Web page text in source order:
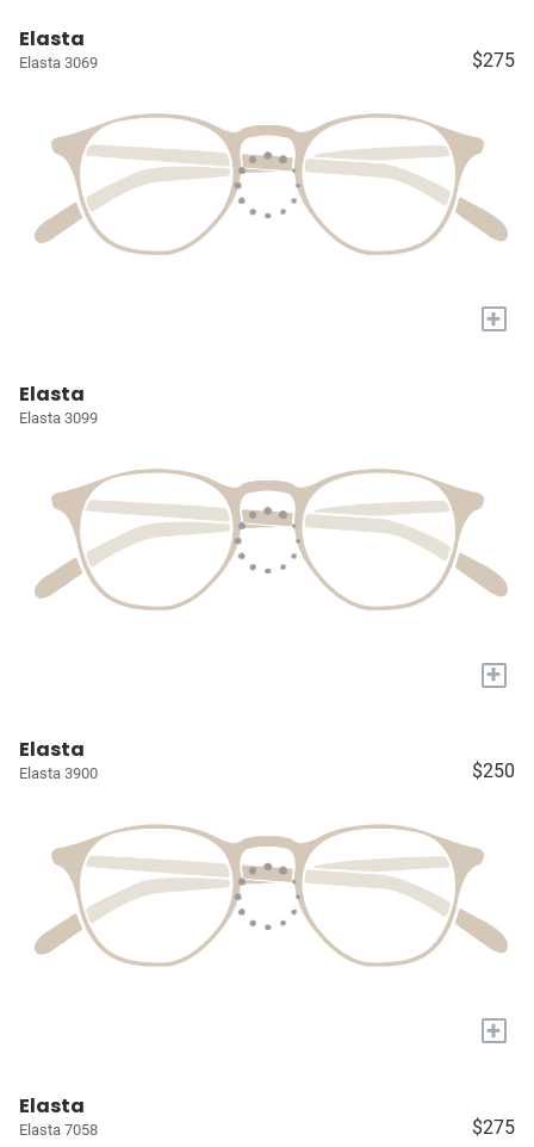
Elasta
Elasta 3069 $275
+
Elasta
Elasta 3099
+
Elasta
Elasta 3900 $250
+
Elasta
Elasta 7058 $275